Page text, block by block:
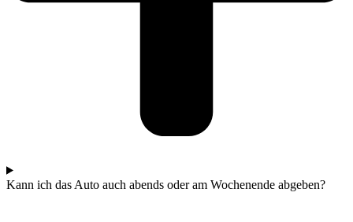
Kann ich das Auto auch abends oder am Wochenende abgeben?